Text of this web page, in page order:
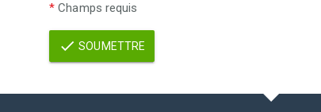
* Champs requis
SOUMETTRE